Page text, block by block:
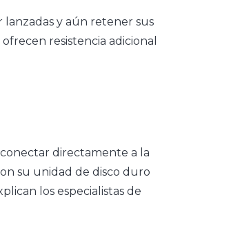
lanzadas y aún retener sus
resistencia adicional
directamente a la
su unidad de disco duro
los especialistas de